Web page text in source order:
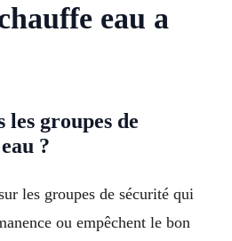
eau a
les groupes de
?
les groupes de sécurité qui
ou empêchent le bon